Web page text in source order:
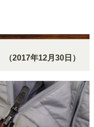
（2017年12月30日）